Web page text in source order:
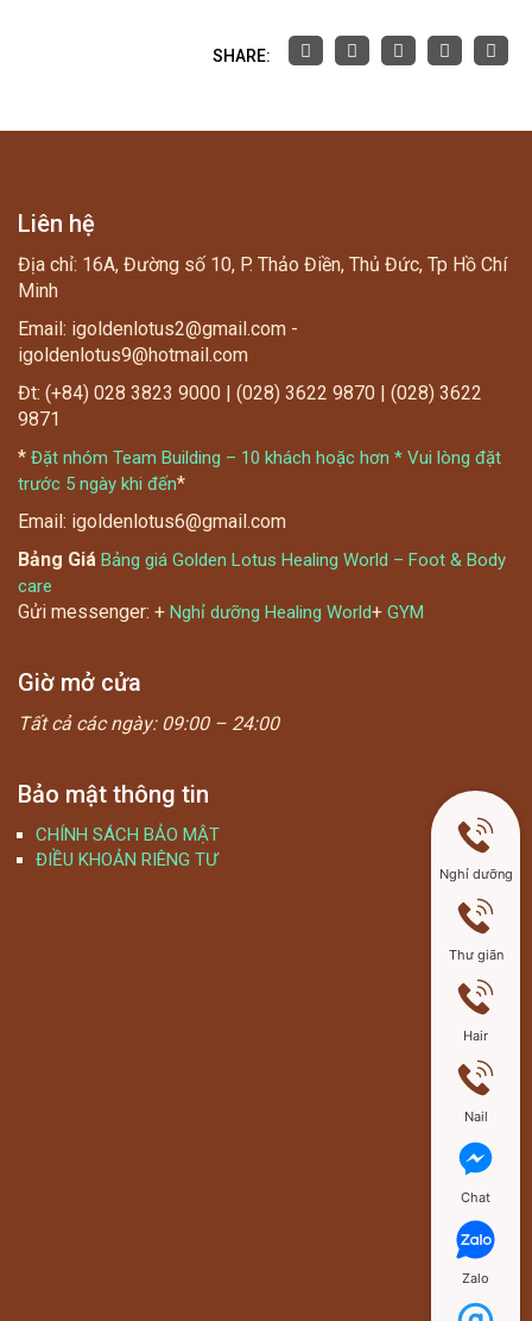
SHARE:
Liên hệ
Địa chỉ: 16A, Đường số 10, P. Thảo Điền, Thủ Đức, Tp Hồ Chí
Minh
Email: igoldenlotus2@gmail.com -
igoldenlotus9@hotmail.com
Đt: (+84) 028 3823 9000 | (028) 3622 9870 | (028) 3622
9871
* Đặt nhóm Team Building – 10 khách hoặc hơn * Vui lòng đặt
trước 5 ngày khi đến*
Email: igoldenlotus6@gmail.com
Bảng Giá Bảng giá Golden Lotus Healing World – Foot & Body
care
Gửi messenger: + Nghỉ dưỡng Healing World+ GYM
Giờ mở cửa
Tất cả các ngày: 09:00 – 24:00
Bảo mật thông tin
CHÍNH SÁCH BẢO MẬT
ĐIỀU KHOẢN RIÊNG TƯ
Nghỉ dưỡng
Thư giãn
Hair
Nail
Chat
Zalo